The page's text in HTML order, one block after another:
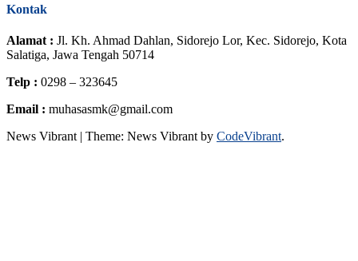
Kontak
Alamat : Jl. Kh. Ahmad Dahlan, Sidorejo Lor, Kec. Sidorejo, Kota
Salatiga, Jawa Tengah 50714
Telp : 0298 – 323645
Email : muhasasmk@gmail.com
News Vibrant | Theme: News Vibrant by CodeVibrant.